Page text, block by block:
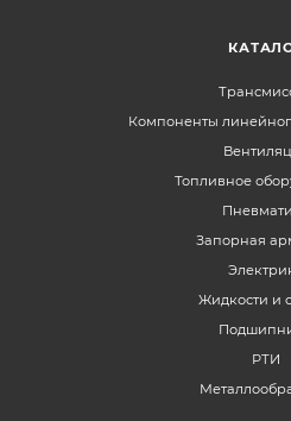
Компоненты
Топливное
Запорная
Жидкости и
РТИ